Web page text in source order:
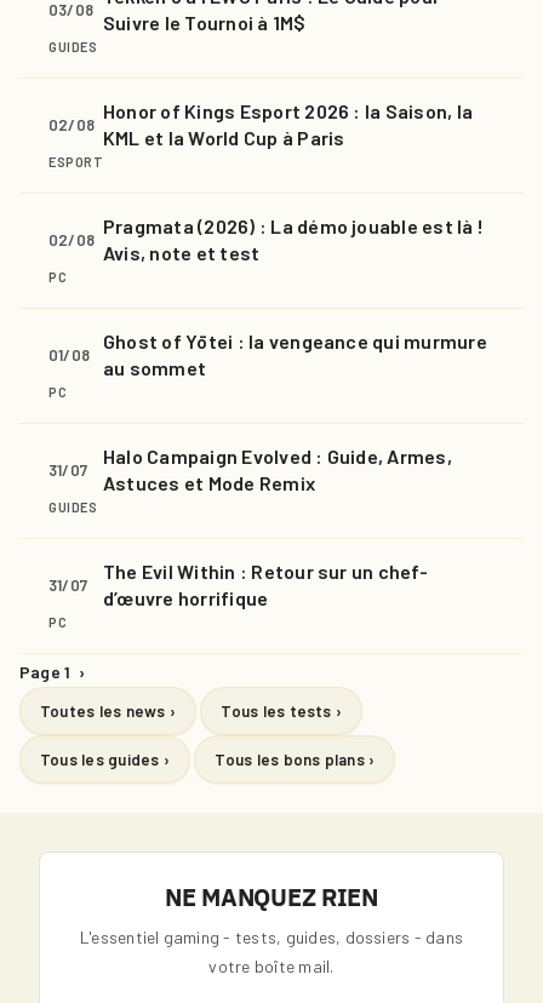
03/08
Suivre le Tournoi à 1M$
GUIDES
02/08
Honor of Kings Esport 2026 : la Saison, la
KML et la World Cup à Paris
ESPORT
02/08
Pragmata (2026) : La démo jouable est là !
Avis, note et test
PC
01/08
Ghost of Yōtei : la vengeance qui murmure
au sommet
PC
31/07
Halo Campaign Evolved : Guide, Armes,
Astuces et Mode Remix
GUIDES
31/07
The Evil Within : Retour sur un chef-
d’œuvre horrifique
PC
Page 1 ›
Toutes les news › Tous les tests ›
Tous les guides › Tous les bons plans ›
NE MANQUEZ RIEN
L'essentiel gaming - tests, guides, dossiers - dans
votre boîte mail.